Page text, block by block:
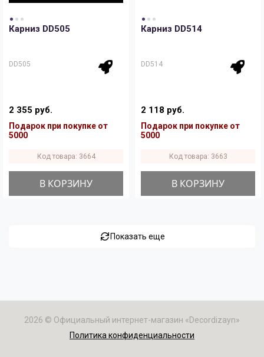
Карниз DD505
DD505
2 355 руб.
Подарок при покупке от
5000
Код товара: 3664
В КОРЗИНУ
Карниз DD514
DD514
2 118 руб.
Подарок при покупке от
5000
Код товара: 3663
В КОРЗИНУ
Показать еще
2026 © Официальный интернет-магазин «Decordizayn»
Политика конфиденциальности